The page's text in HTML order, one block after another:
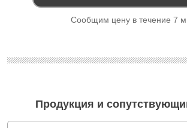
Сообщим цену в течение 7
Продукция и